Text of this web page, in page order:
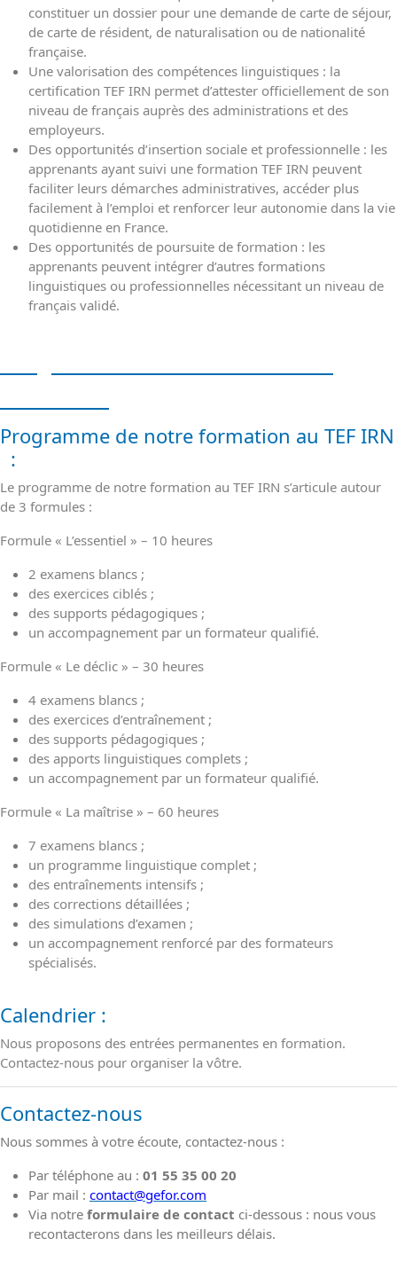
constituer un dossier pour une demande de carte de séjour,
de carte de résident, de naturalisation ou de nationalité
française.
Une valorisation des compétences linguistiques : la
certification TEF IRN permet d’attester officiellement de son
niveau de français auprès des administrations et des
employeurs.
Des opportunités d’insertion sociale et professionnelle : les
apprenants ayant suivi une formation TEF IRN peuvent
faciliter leurs démarches administratives, accéder plus
facilement à l’emploi et renforcer leur autonomie dans la vie
quotidienne en France.
Des opportunités de poursuite de formation : les
apprenants peuvent intégrer d’autres formations
linguistiques ou professionnelles nécessitant un niveau de
français validé.
Programme de notre formation au TEF IRN
:
Le programme de notre formation au TEF IRN s’articule autour
de 3 formules :
Formule « L’essentiel » – 10 heures
2 examens blancs ;
des exercices ciblés ;
des supports pédagogiques ;
un accompagnement par un formateur qualifié.
Formule « Le déclic » – 30 heures
4 examens blancs ;
des exercices d’entraînement ;
des supports pédagogiques ;
des apports linguistiques complets ;
un accompagnement par un formateur qualifié.
Formule « La maîtrise » – 60 heures
7 examens blancs ;
un programme linguistique complet ;
des entraînements intensifs ;
des corrections détaillées ;
des simulations d’examen ;
un accompagnement renforcé par des formateurs
spécialisés.
Calendrier :
Nous proposons des entrées permanentes en formation.
Contactez-nous pour organiser la vôtre.
Contactez-nous
Nous sommes à votre écoute, contactez-nous :
Par téléphone au : 01 55 35 00 20
Par mail : contact@gefor.com
Via notre formulaire de contact ci-dessous : nous vous
recontacterons dans les meilleurs délais.